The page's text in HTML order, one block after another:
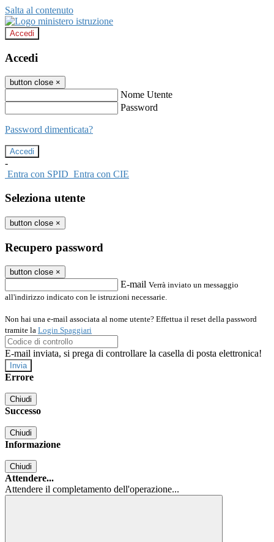
Salta al contenuto
Accedi
Accedi
button close ×
Nome Utente
Password
Password dimenticata?
-
Entra con SPID Entra con CIE
Seleziona utente
button close ×
Recupero password
button close ×
E-mail Verrà inviato un messaggio
all'indirizzo indicato con le istruzioni necessarie.
Non hai una e-mail associata al nome utente? Effettua il reset della password
tramite la Login Spaggiari
E-mail inviata, si prega di controllare la casella di posta elettronica!
Errore
Chiudi
Successo
Chiudi
Informazione
Chiudi
Attendere...
Attendere il completamento dell'operazione...